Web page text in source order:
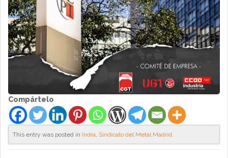
Compártelo
This entry was posted in Indra, Sindicato del Metal Madrid.